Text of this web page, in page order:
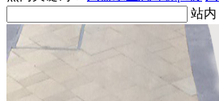
站内